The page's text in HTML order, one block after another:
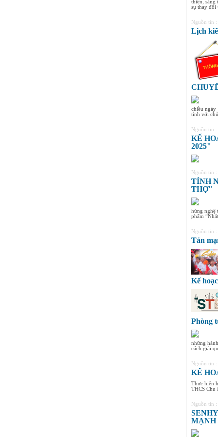
thiện, sáng
sự thay đổi
Nguồn tin :
Lịch
chiều ngày
tỉnh với chủ
Nguồn tin :
KẾ
2025"
Nguồn tin :
TÍNH
THỢ"
hứng nghệ
phẩm
Nguồn tin :
Tản
Kế
Phòng
những
cách giải
Nguồn tin :
KẾ
Thực hiện
THCS Chu
Nguồn tin :
MẠNH